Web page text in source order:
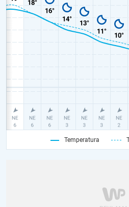
Temperatura